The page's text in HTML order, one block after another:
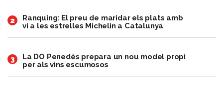
2
Ranquing: El preu de maridar els plats amb
vi a les estrelles Michelin a Catalunya
3
​La DO Penedès prepara un nou model propi
per als vins escumosos